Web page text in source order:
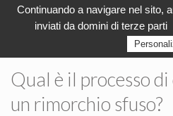
Qual è il processo
un rimorchio sfuso?
Continuando a navigare nel sito,
inviati da domini di terze parti